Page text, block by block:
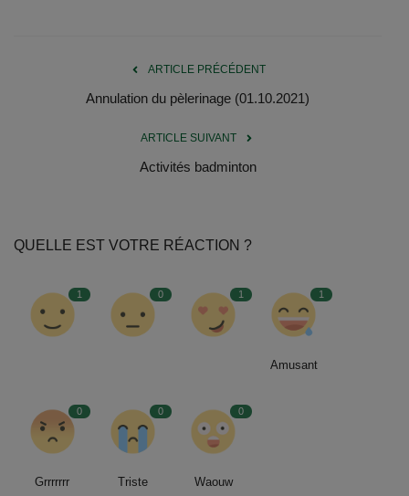
ARTICLE PRÉCÉDENT
Annulation du pèlerinage (01.10.2021)
ARTICLE SUIVANT
Activités badminton
QUELLE EST VOTRE RÉACTION ?
1 0 1 1
Amusant
0
Grrrrrrr
0
Triste
0
Waouw